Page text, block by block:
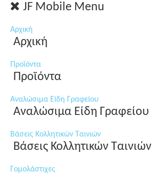
JF Mobile Menu
Αρχική
Αρχική
Προϊόντα
Προϊόντα
Αναλώσιμα Είδη Γραφείου
Αναλώσιμα Είδη Γραφείου
Βάσεις Κολλητικών Ταινιών
Βάσεις Κολλητικών Ταινιών
Γομολάστιχες